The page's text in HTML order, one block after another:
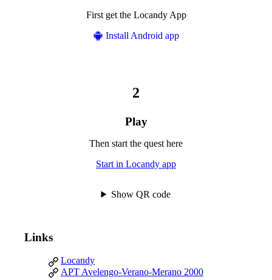
First get the Locandy App
Install Android app
Play
Then start the quest here
Start in Locandy app
Show QR code
Links
Locandy
APT Avelengo-Verano-Merano 2000